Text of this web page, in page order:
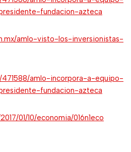
fundacion-azteca
amlo-visto-los-inversionistas-
471588/amlo-incorpora-a-equipo-
fundacion-azteca
01/10/economia/016n1eco